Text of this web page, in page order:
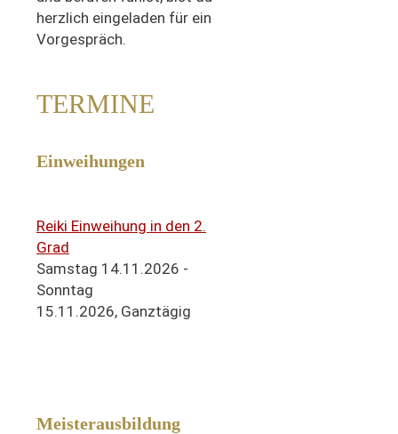
herzlich eingeladen für ein
Vorgespräch.
TERMINE
Einweihungen
Reiki Einweihung in den 2.
Grad
Samstag 14.11.2026 -
Sonntag
15.11.2026, Ganztägig
Meisterausbildung